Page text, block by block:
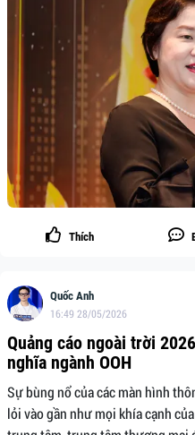
Thích
Quốc Anh
16:49 28/05/2026
Quảng cáo ngoài trời
nghĩa ngành OOH
Sự bùng nổ của các màn hình
lỏi vào gần như mọi khía cạnh